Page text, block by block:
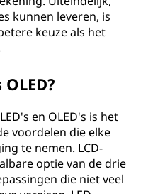
kunnen leveren, is
keuze als het
en OLED's is het
voordelen die elke
te nemen. LCD-
optie van de drie
die niet veel